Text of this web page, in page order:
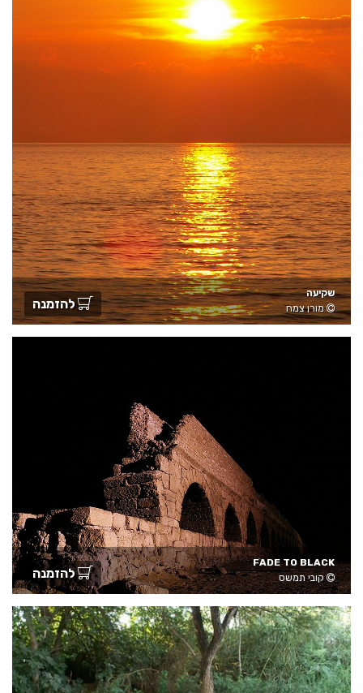
שקיעה
מורן צמח
להזמנה
FADE TO BLACK
קובי תמשס
להזמנה